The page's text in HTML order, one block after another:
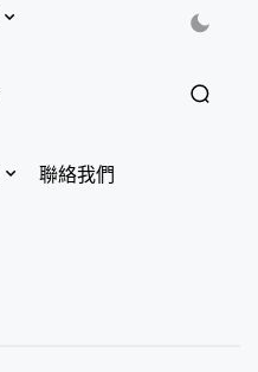
聯絡我們